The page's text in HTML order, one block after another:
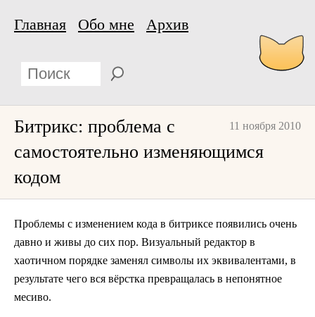
Главная Обо мне Архив
11 ноября 2010
Битрикс: проблема с
самостоятельно изменяющимся
кодом
Проблемы с изменением кода в битриксе появились очень
давно и живы до сих пор. Визуальный редактор в
хаотичном порядке заменял символы их эквивалентами, в
результате чего вся вёрстка превращалась в непонятное
месиво.